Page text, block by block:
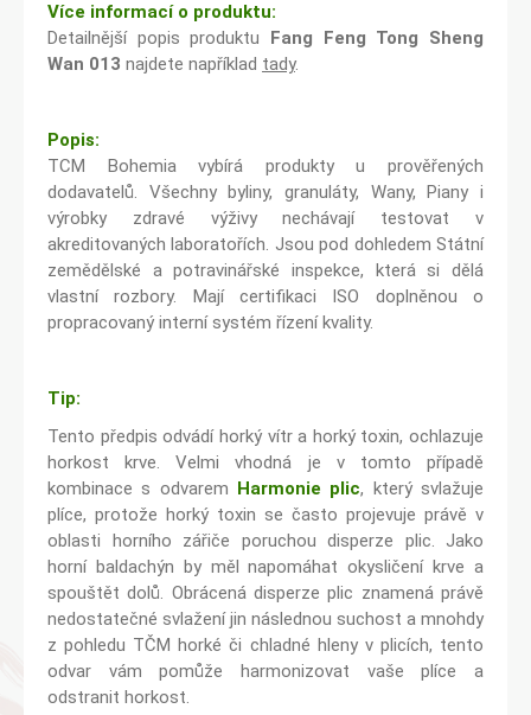
Více informací o produktu:
Detailnější popis produktu Fang Feng Tong Sheng
Wan 013 najdete například tady.
Popis:
TCM Bohemia vybírá produkty u prověřených
dodavatelů. Všechny byliny, granuláty, Wany, Piany i
výrobky zdravé výživy nechávají testovat v
akreditovaných laboratořích. Jsou pod dohledem Státní
zemědělské a potravinářské inspekce, která si dělá
vlastní rozbory. Mají certifikaci ISO doplněnou o
propracovaný interní systém řízení kvality.
Tip:
Tento předpis odvádí horký vítr a horký toxin, ochlazuje
horkost krve. Velmi vhodná je v tomto případě
kombinace s odvarem Harmonie plic, který svlažuje
plíce, protože horký toxin se často projevuje právě v
oblasti horního zářiče poruchou disperze plic. Jako
horní baldachýn by měl napomáhat okysličení krve a
spouštět dolů. Obrácená disperze plic znamená právě
nedostatečné svlažení jin následnou suchost a mnohdy
z pohledu TČM horké či chladné hleny v plicích, tento
odvar vám pomůže harmonizovat vaše plíce a
odstranit horkost.